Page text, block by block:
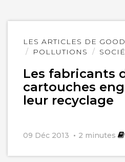
LES ARTICLES DE
POLLUTIONS
Les fabricants
cartouches
leur recyclage
09 Déc 2013 2 minutes
Lire
l'article